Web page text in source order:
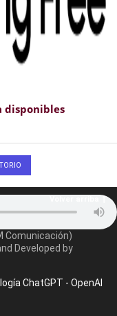
disponibles
Comunicación)
Developed by
ChatGPT - OpenAI